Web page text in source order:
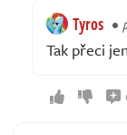
Tyros
Tak přeci